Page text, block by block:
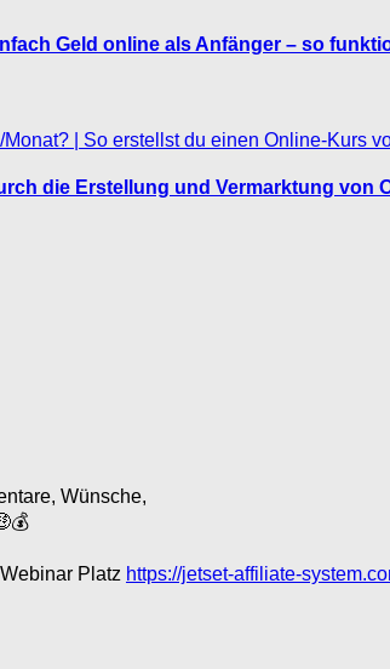
Geld online als Anfänger – so
die Erstellung und Vermarktung von
Wünsche,
Platz https://jetset-affiliate-